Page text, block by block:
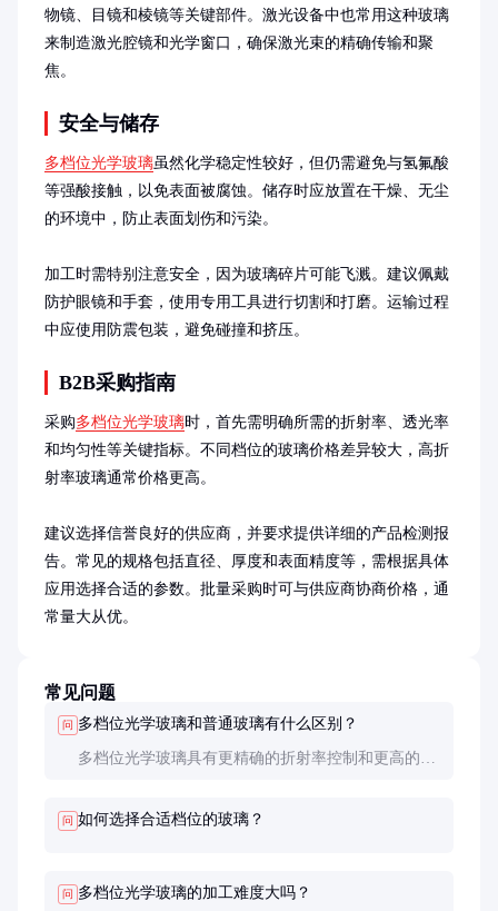
物镜、目镜和棱镜等关键部件。激光设备中也常用这种玻璃
来制造激光腔镜和光学窗口，确保激光束的精确传输和聚
焦。
安全与储存
多档位光学玻璃虽然化学稳定性较好，但仍需避免与氢氟酸
等强酸接触，以免表面被腐蚀。储存时应放置在干燥、无尘
的环境中，防止表面划伤和污染。
加工时需特别注意安全，因为玻璃碎片可能飞溅。建议佩戴
防护眼镜和手套，使用专用工具进行切割和打磨。运输过程
中应使用防震包装，避免碰撞和挤压。
B2B采购指南
采购多档位光学玻璃时，首先需明确所需的折射率、透光率
和均匀性等关键指标。不同档位的玻璃价格差异较大，高折
射率玻璃通常价格更高。
建议选择信誉良好的供应商，并要求提供详细的产品检测报
告。常见的规格包括直径、厚度和表面精度等，需根据具体
应用选择合适的参数。批量采购时可与供应商协商价格，通
常量大从优。
常见问题
问 多档位光学玻璃和普通玻璃有什么区别？
多档位光学玻璃具有更精确的折射率控制和更高的光
问 如何选择合适档位的玻璃？
问 多档位光学玻璃的加工难度大吗？